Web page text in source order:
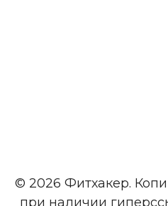
© 2026 Фитхакер.
при наличии